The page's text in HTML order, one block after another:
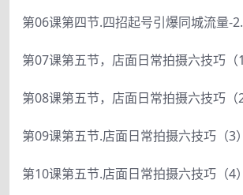
第06课第四节.四招起号引爆同城流量-
第07课第五节，店面日常拍摄六技巧
第08课第五节，店面日常拍摄六技巧
第09课第五节.店面日常拍摄六技巧（3
第10课第五节.店面日常拍摄六技巧（4